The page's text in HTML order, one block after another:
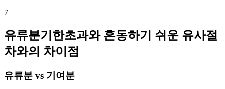
7
유류분기한초과와 혼동하기 쉬운 유사절
차와의 차이점
유류분 vs 기여분